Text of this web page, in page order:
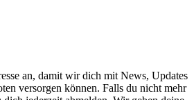
an, damit wir dich mit News, Updates
versorgen können. Falls du nicht mehr